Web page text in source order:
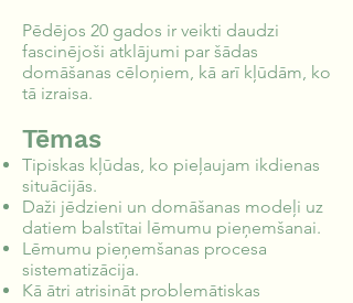
Pēdējos 20 gados ir veikti daudzi
fascinējoši atklājumi par šādas
domāšanas cēloņiem, kā arī kļūdām, ko
tā izraisa.
Tēmas
Tipiskas kļūdas, ko pieļaujam ikdienas
situācijās.
Daži jēdzieni un domāšanas modeļi uz
datiem balstītai lēmumu pieņemšanai.
Lēmumu pieņemšanas procesa
sistematizācija.
Kā ātri atrisināt problemātiskas